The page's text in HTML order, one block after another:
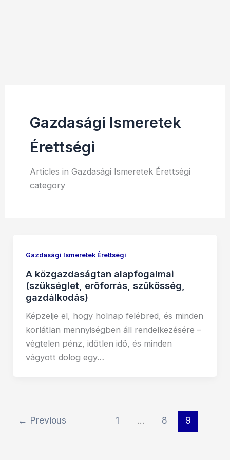
Gazdasági Ismeretek
Érettségi
Articles in Gazdasági Ismeretek Érettségi
category
Gazdasági Ismeretek Érettségi
A közgazdaságtan alapfogalmai
(szükséglet, erőforrás, szűkösség,
gazdálkodás)
Képzelje el, hogy holnap felébred, és minden
korlátlan mennyiségben áll rendelkezésére –
végtelen pénz, időtlen idő, és minden
vágyott dolog egy…
← Previous 1 … 8 9